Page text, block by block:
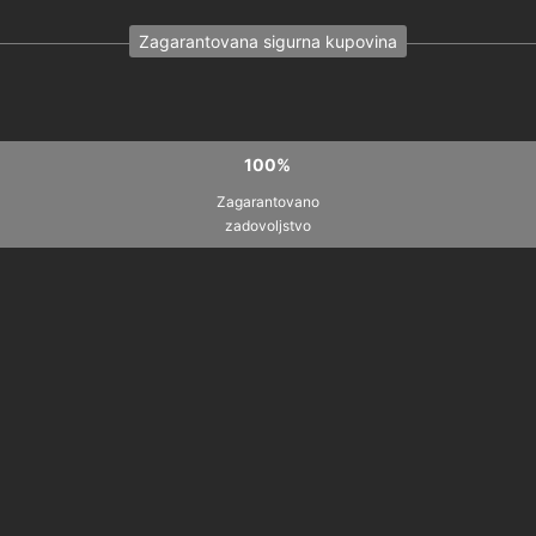
Zagarantovana sigurna kupovina
100%
Zagarantovano
zadovoljstvo